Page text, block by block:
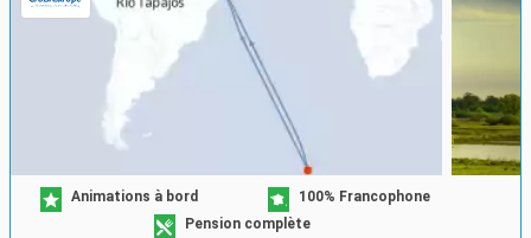
Rechercher
Animations à bord
100% Francophone
Pension complète